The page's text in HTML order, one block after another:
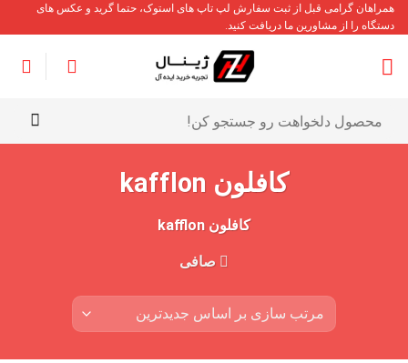
Skip
to
content
همراهان گرامی قبل از ثبت سفارش لپ تاپ های استوک، حتما گرید و عکس های
دستگاه را از مشاورین ما دریافت کنید.
کافلون kafflon
کافلون kafflon
صافی